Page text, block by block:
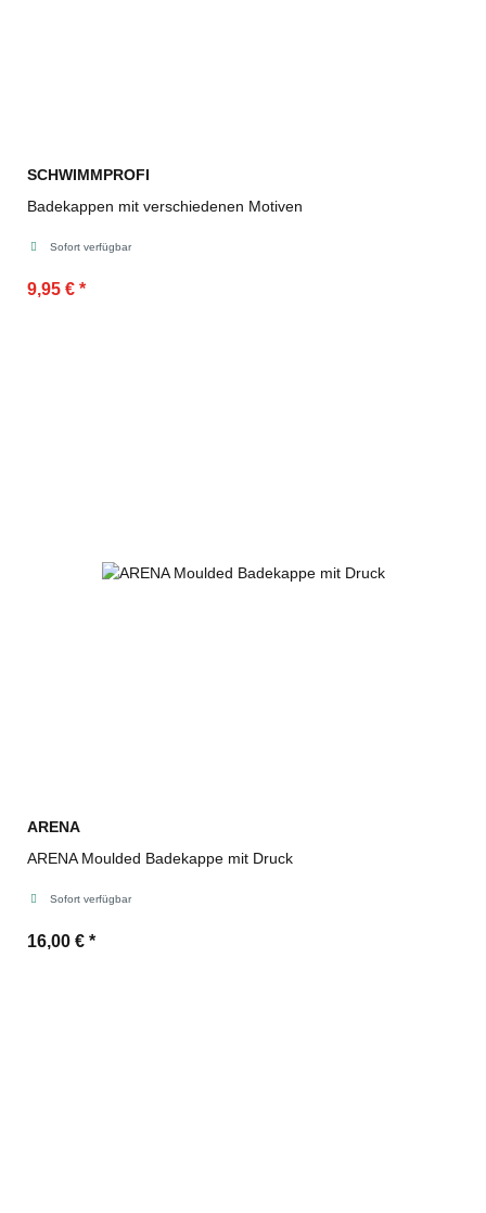
SCHWIMMPROFI
Badekappen mit verschiedenen Motiven
Sofort verfügbar
9,95 € *
ARENA
ARENA Moulded Badekappe mit Druck
Sofort verfügbar
16,00 € *